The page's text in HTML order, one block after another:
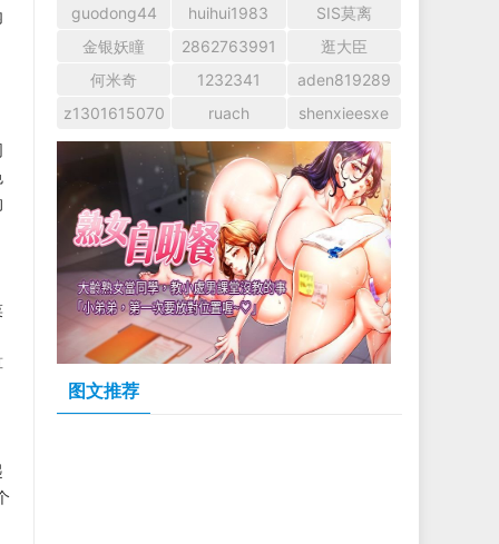
guodong44
huihui1983
SIS莫离
金银妖瞳
2862763991
逛大臣
何米奇
1232341
aden819289
z1301615070
ruach shenxieesxe
图文推荐